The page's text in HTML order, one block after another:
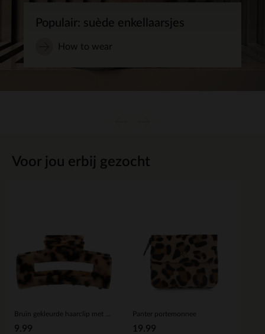
Voor jou erbij gezocht
9.99
Panter portemonnee
19.99
Populair: suède enkellaarsjes
How to wear